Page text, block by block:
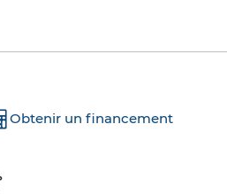
Obtenir un financement